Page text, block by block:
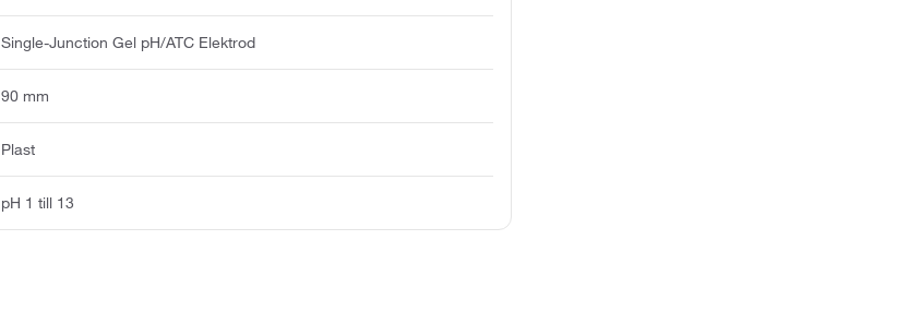
Single-Junction Gel pH/ATC Elektrod
90 mm
Plast
pH 1 till 13